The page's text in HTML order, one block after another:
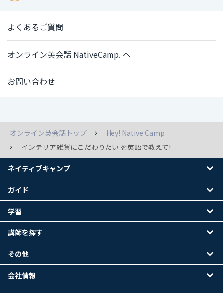
よくあるご質問
オンライン英会話 NativeCamp. へ
お問い合わせ
オンライン英会話トップ
Hey! Native Camp
インテリア雑貨にこだわりたい を英語で教えて!
ネイティブキャンプ
ガイド
学習
講師を探す
その他
会社情報